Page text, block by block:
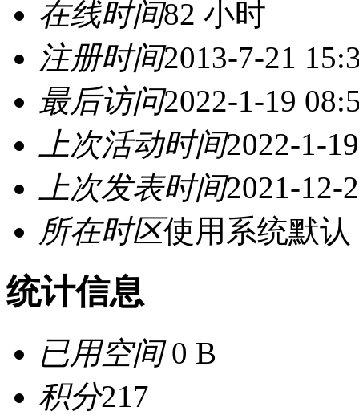
在线时间82 小时
注册时间2013-7-21
最后访问2022-1-19
上次活动时间2022-1-
上次发表时间2021-12-
所在时区使用系统默认
统计信息
已用空间0 B
积分217